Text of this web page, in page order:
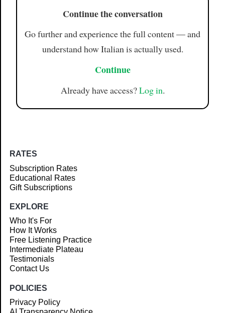
Continue the conversation
Go further and experience the full content — and
understand how Italian is actually used.
Continue
Already have access?Log in.
RATES
Subscription Rates
Educational Rates
Gift Subscriptions
EXPLORE
Who It's For
How It Works
Free Listening Practice
Intermediate Plateau
Testimonials
Contact Us
POLICIES
Privacy Policy